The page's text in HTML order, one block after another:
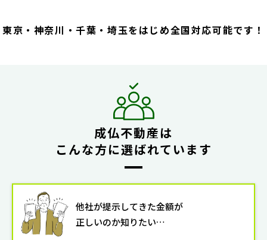
東京・神奈川・千葉・埼玉をはじめ全国対応可能です！
成仏不動産は
こんな方に選ばれています
他社が提示してきた金額が
正しいのか知りたい…